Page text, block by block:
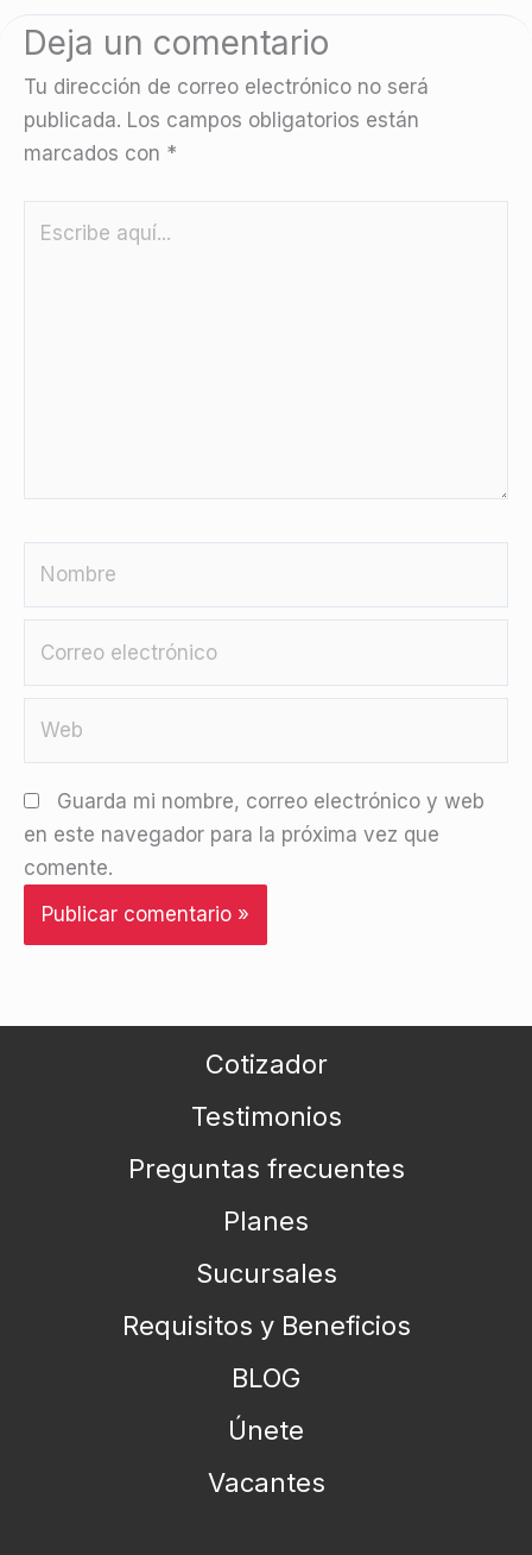
Deja un comentario
Tu dirección de correo electrónico no será
publicada. Los campos obligatorios están
marcados con *
Guarda mi nombre, correo electrónico y web
en este navegador para la próxima vez que
comente.
Cotizador
Testimonios
Preguntas frecuentes
Planes
Sucursales
Requisitos y Beneficios
BLOG
Únete
Vacantes